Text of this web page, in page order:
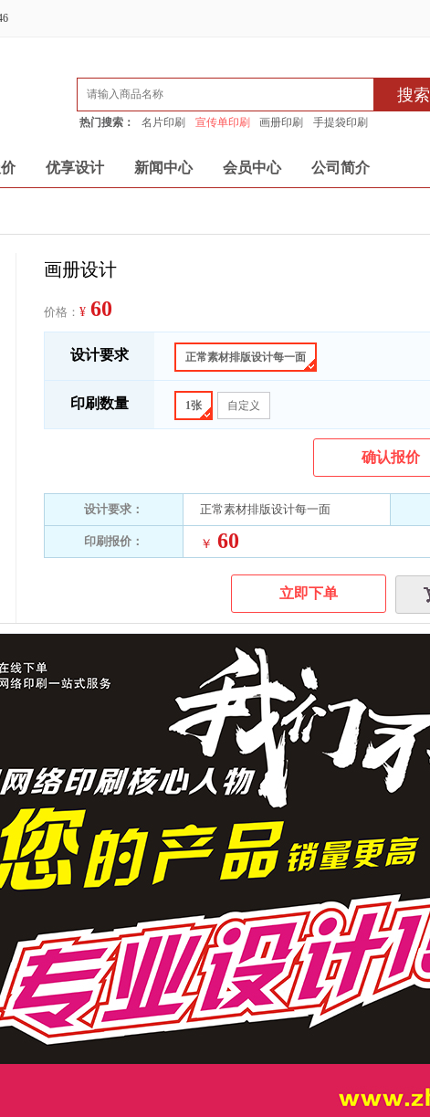
搜索
热门搜索： 名片印刷 宣传单印刷 画册印刷 手提袋印刷
优享设计 新闻中心 会员中心 公司简介
画册设计
价格： ¥ 60
设计要求 正常素材排版设计每一面
印刷数量 1张 自定义
确认报价
设计要求： 正常素材排版设计每一面
印刷报价： ￥ 60
立即下单